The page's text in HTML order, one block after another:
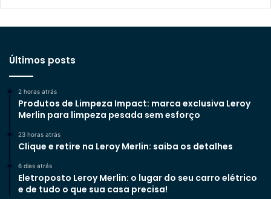
Últimos posts
2 horas atrás
Produtos de Limpeza Impact: marca exclusiva Leroy
Merlin para limpeza pesada sem esforço
23 horas atrás
Clique e retire na Leroy Merlin: saiba os detalhes
6 dias atrás
Eletroposto Leroy Merlin: o lugar do seu carro elétrico
e de tudo o que sua casa precisa!